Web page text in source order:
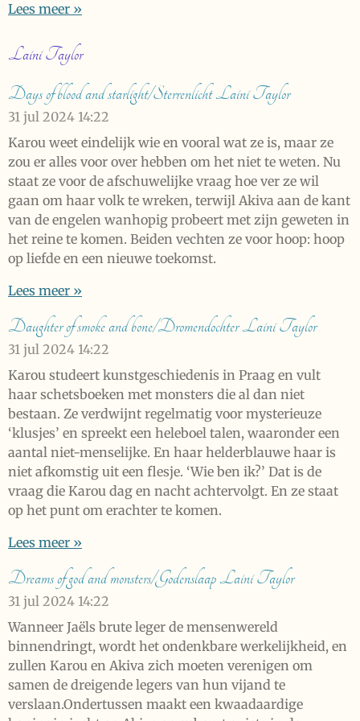
Lees meer »
Laini Taylor
Days of blood and starlight/Sterrenlicht Laini Taylor
31 jul 2024 14:22
Karou weet eindelijk wie en vooral wat ze is, maar ze
zou er alles voor over hebben om het niet te weten. Nu
staat ze voor de afschuwelijke vraag hoe ver ze wil
gaan om haar volk te wreken, terwijl Akiva aan de kant
van de engelen wanhopig probeert met zijn geweten in
het reine te komen. Beiden vechten ze voor hoop: hoop
op liefde en een nieuwe toekomst.
Lees meer »
Daughter of smoke and bone/Dromendochter Laini Taylor
31 jul 2024 14:22
Karou studeert kunstgeschiedenis in Praag en vult
haar schetsboeken met monsters die al dan niet
bestaan. Ze verdwijnt regelmatig voor mysterieuze
‘klusjes’ en spreekt een heleboel talen, waaronder een
aantal niet-menselijke. En haar helderblauwe haar is
niet afkomstig uit een flesje. ‘Wie ben ik?’ Dat is de
vraag die Karou dag en nacht achtervolgt. En ze staat
op het punt om erachter te komen.
Lees meer »
Dreams of god and monsters/Godenslaap Laini Taylor
31 jul 2024 14:22
Wanneer Jaëls brute leger de mensenwereld
binnendringt, wordt het ondenkbare werkelijkheid, en
zullen Karou en Akiva zich moeten verenigen om
samen de dreigende legers van hun vijand te
verslaan.Ondertussen maakt een kwaadaardige